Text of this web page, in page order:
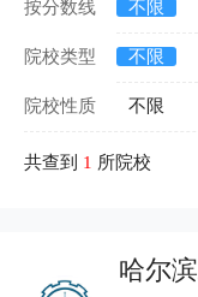
按分数线 不限
院校类型 不限
院校性质 不限
共查到 1 所院校
哈尔